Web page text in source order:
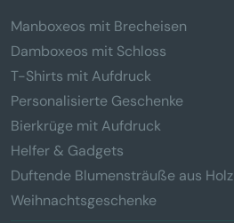
Manboxeos mit Brecheisen
Damboxeos mit Schloss
T-Shirts mit Aufdruck
Personalisierte Geschenke
Bierkrüge mit Aufdruck
Helfer & Gadgets
Duftende Blumensträuße aus Holz
Weihnachtsgeschenke